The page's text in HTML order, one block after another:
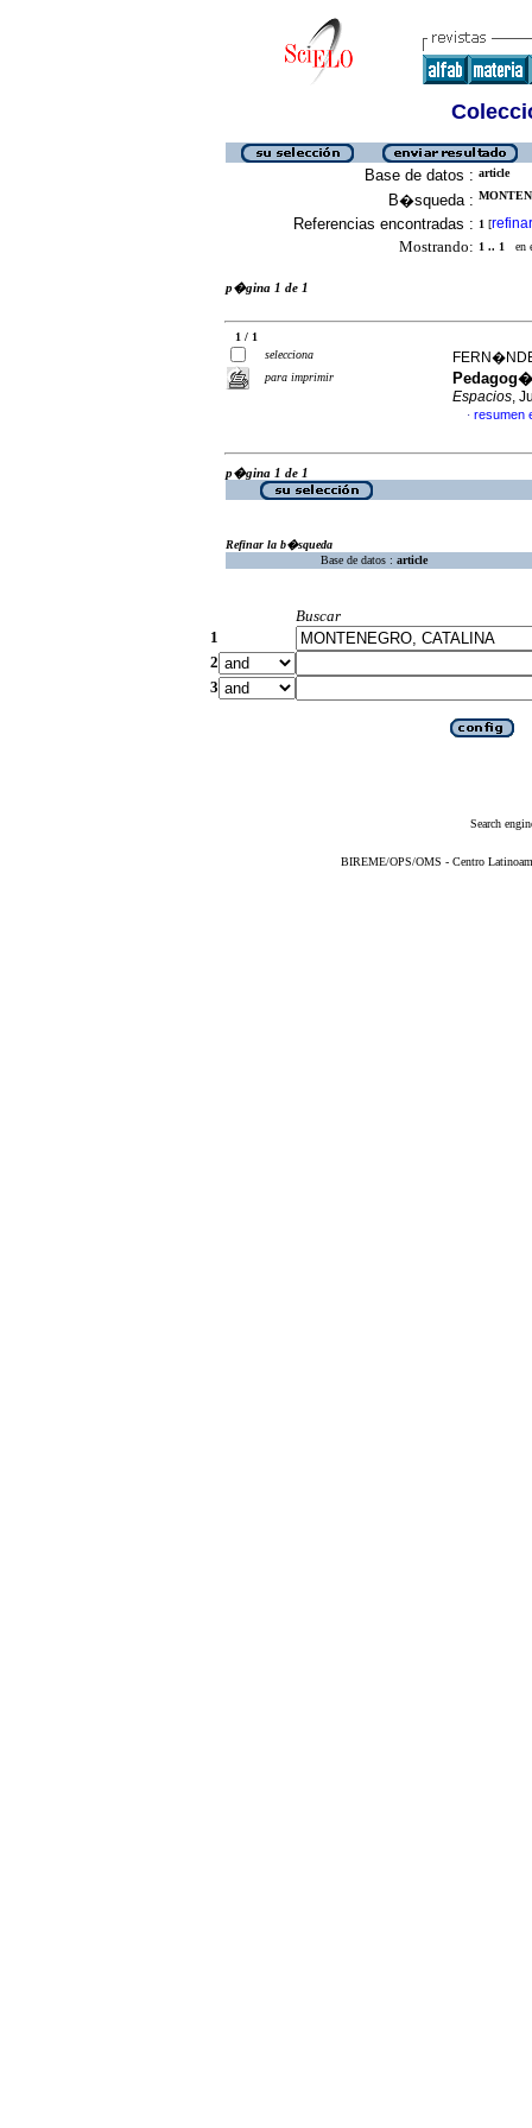
Base de datos : article
B�squeda :
Referencias encontradas : 1 [refinar
Mostrando: 1 .. 1 en
p�gina 1 de 1
1 / 1
selecciona
para imprimir
Espacios,
· resumen
p�gina 1 de 1
Refinar la b�squeda
Base de datos : article
Buscar
1
2
3
Search
BIREME/OPS/OMS - Centro